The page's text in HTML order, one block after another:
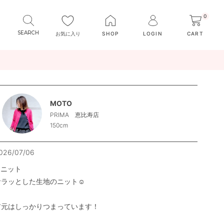
お気に入り SHOP LOGIN
0
CART
MOTO
PRIMA 恵比寿店
150cm
07/06
ット
ッとした生地のニット☺︎
はしっかりつまっています！